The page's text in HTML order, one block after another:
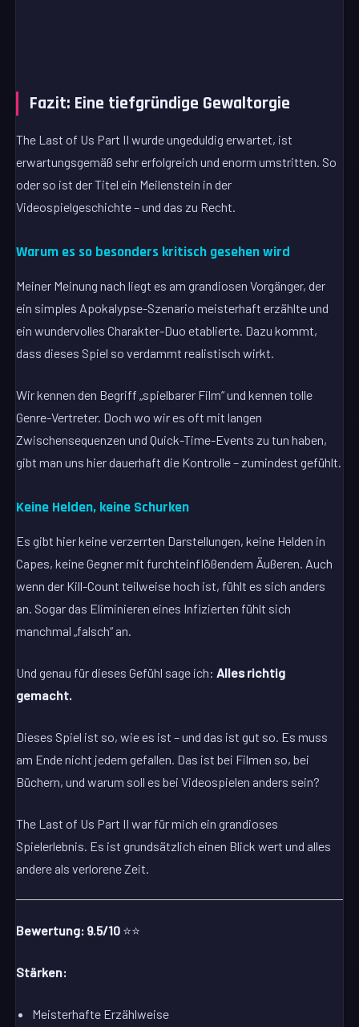
Fazit: Eine tiefgründige Gewaltorgie
The Last of Us Part II wurde ungeduldig erwartet, ist
erwartungsgemäß sehr erfolgreich und enorm umstritten. So
oder so ist der Titel ein Meilenstein in der
Videospielgeschichte – und das zu Recht.
Warum es so besonders kritisch gesehen wird
Meiner Meinung nach liegt es am grandiosen Vorgänger, der
ein simples Apokalypse-Szenario meisterhaft erzählte und
ein wundervolles Charakter-Duo etablierte. Dazu kommt,
dass dieses Spiel so verdammt realistisch wirkt.
Wir kennen den Begriff „spielbarer Film“ und kennen tolle
Genre-Vertreter. Doch wo wir es oft mit langen
Zwischensequenzen und Quick-Time-Events zu tun haben,
gibt man uns hier dauerhaft die Kontrolle – zumindest gefühlt.
Keine Helden, keine Schurken
Es gibt hier keine verzerrten Darstellungen, keine Helden in
Capes, keine Gegner mit furchteinflößendem Äußeren. Auch
wenn der Kill-Count teilweise hoch ist, fühlt es sich anders
an. Sogar das Eliminieren eines Infizierten fühlt sich
manchmal „falsch“ an.
Und genau für dieses Gefühl sage ich: Alles richtig
gemacht.
Dieses Spiel ist so, wie es ist – und das ist gut so. Es muss
am Ende nicht jedem gefallen. Das ist bei Filmen so, bei
Büchern, und warum soll es bei Videospielen anders sein?
The Last of Us Part II war für mich ein grandioses
Spielerlebnis. Es ist grundsätzlich einen Blick wert und alles
andere als verlorene Zeit.
Bewertung: 9.5/10 ⭐⭐
Stärken:
Meisterhafte Erzählweise